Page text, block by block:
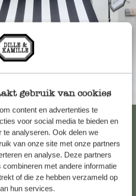
gebruik van cookies
content en advertenties te
voor social media te bieden en
analyseren. Ook delen we
van onze site met onze partners
en analyse. Deze partners
met andere informatie
of die ze hebben verzameld op
hun services.
Nähe
Hilfe
Tipps und Hilfe brauchen, wenden